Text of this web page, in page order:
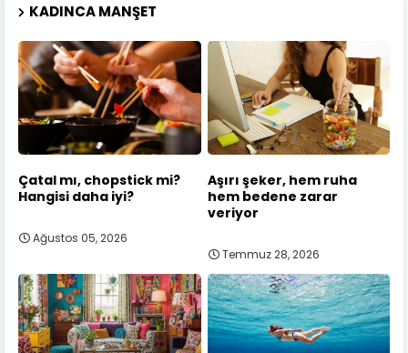
KADINCA MANŞET
Çatal mı, chopstick mi?
Hangisi daha iyi?
Ağustos 05, 2026
Aşırı şeker, hem ruha
hem bedene zarar
veriyor
Temmuz 28, 2026